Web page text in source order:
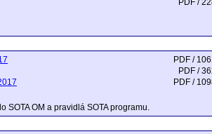
PDF /
PDF /
PDF /
PDF /
SOTA OM a pravidlá SOTA programu.